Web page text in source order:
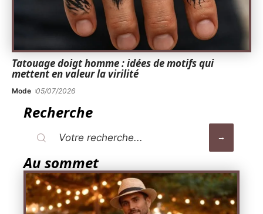
Tatouage doigt homme : idées de motifs qui
mettent en valeur la virilité
Mode 05/07/2026
Recherche
Au sommet